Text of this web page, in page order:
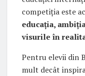
competiția este
educația,
visurile în
Pentru elevii din
mult decât